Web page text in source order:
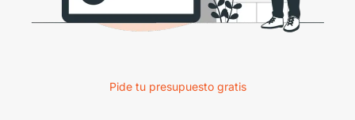
Pide tu presupuesto gratis